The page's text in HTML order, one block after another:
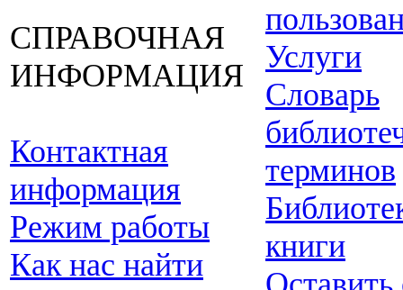
СПРАВОЧНАЯ
ИНФОРМАЦИЯ
Контактная
информация
Режим работы
Как нас найти
Услуги
Словарь
терминов
книги